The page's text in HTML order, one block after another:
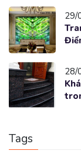
29/
28/
Tags